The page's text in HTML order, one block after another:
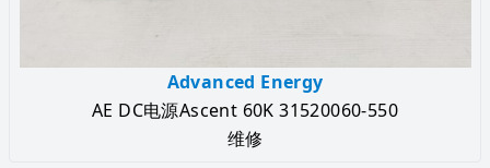
Advanced Energy
AE DC电源Ascent 60K 31520060-550
维修